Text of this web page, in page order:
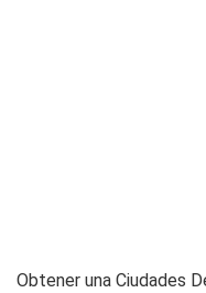
Obtener una Ciudades